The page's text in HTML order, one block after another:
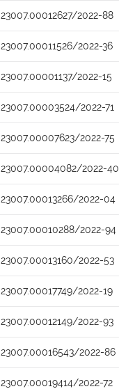
23007.00012627/2022-88
23007.00011526/2022-36
23007.00001137/2022-15
23007.00003524/2022-71
23007.00007623/2022-75
23007.00004082/2022-40
23007.00013266/2022-04
23007.00010288/2022-94
23007.00013160/2022-53
23007.00017749/2022-19
23007.00012149/2022-93
23007.00016543/2022-86
23007.00019414/2022-72